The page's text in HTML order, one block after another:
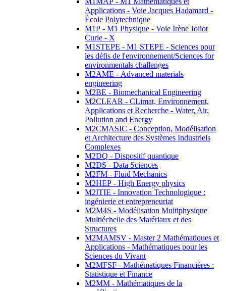
Applications - Voie Jacques Hadamard -
École Polytechnique
M1P - M1 Physique - Voie Irène Joliot
Curie - X
M1STEPE - M1 STEPE - Sciences pour
les défis de l'environnement/Sciences for
environmentals challenges
M2AME - Advanced materials
engineering
M2BE - Biomechanical Engineering
M2CLEAR - CLimat, Environnement,
Applications et Recherche - Water, Air,
Pollution and Energy
M2CMASIC - Conception, Modélisation
et Architecture des Systèmes Industriels
Complexes
M2DQ - Dispositif quantique
M2DS - Data Sciences
M2FM - Fluid Mechanics
M2HEP - High Energy physics
M2ITIE - Innovation Technologique :
ingénierie et entrepreneuriat
M2M4S - Modélisation Multiphysique
Multiéchelle des Matériaux et des
Structures
M2MAMSV - Master 2 Mathématiques et
Applications - Mathématiques pour les
Sciences du Vivant
M2MFSF - Mathématiques Financières :
Statistique et Finance
M2MM - Mathématiques de la